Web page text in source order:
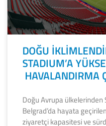
DOĞU
STADIUM’A
HAVALANDIRMA
Doğu Avrupa ülkelerinden
Belgrad’da hayata
ziyaretçi kapasitesi ve